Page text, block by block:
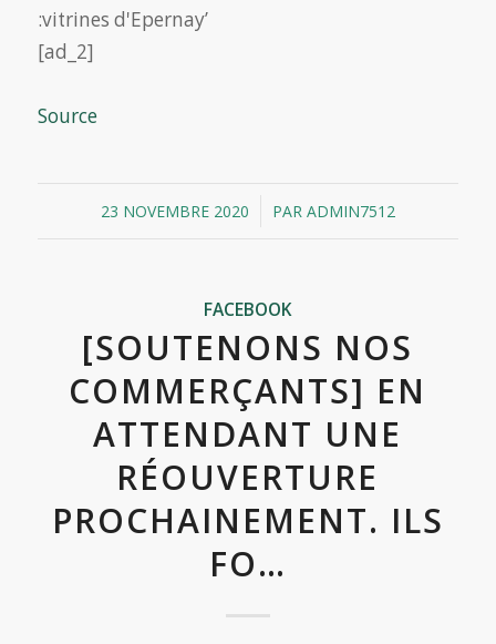
[ad_2]
Source
23 NOVEMBRE 2020
/ PAR ADMIN7512
FACEBOOK
[SOUTENONS NOS
COMMERÇANTS] EN
ATTENDANT UNE
RÉOUVERTURE
PROCHAINEMENT. ILS
FO…